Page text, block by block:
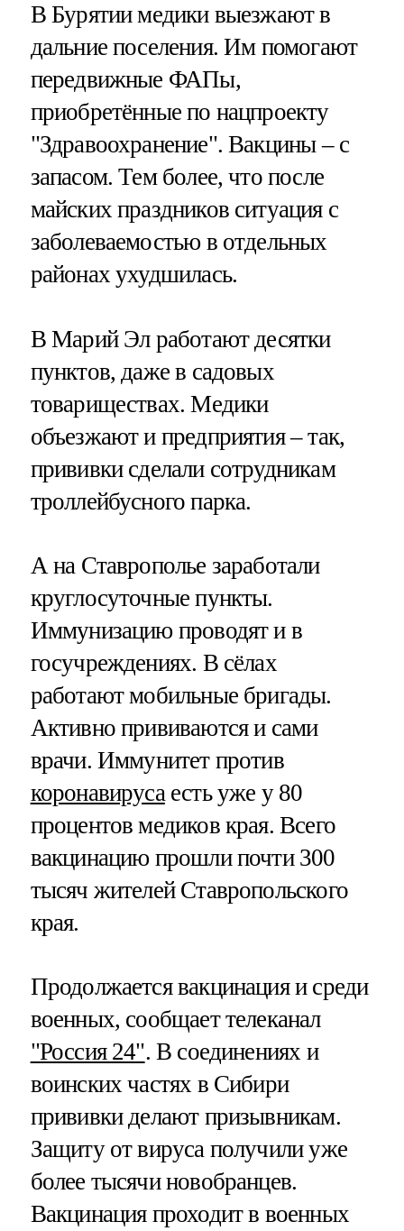
В Бурятии медики выезжают в
дальние поселения. Им помогают
передвижные ФАПы,
приобретённые по нацпроекту
"Здравоохранение". Вакцины – с
запасом. Тем более, что после
майских праздников ситуация с
заболеваемостью в отдельных
районах ухудшилась.
В Марий Эл работают десятки
пунктов, даже в садовых
товариществах. Медики
объезжают и предприятия – так,
прививки сделали сотрудникам
троллейбусного парка.
А на Ставрополье заработали
круглосуточные пункты.
Иммунизацию проводят и в
госучреждениях. В сёлах
работают мобильные бригады.
Активно прививаются и сами
врачи. Иммунитет против
коронавируса есть уже у 80
процентов медиков края. Всего
вакцинацию прошли почти 300
тысяч жителей Ставропольского
края.
Продолжается вакцинация и среди
военных, сообщает телеканал
"Россия 24". В соединениях и
воинских частях в Сибири
прививки делают призывникам.
Защиту от вируса получили уже
более тысячи новобранцев.
Вакцинация проходит в военных